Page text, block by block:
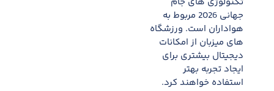
جهانی 2026 مربوط به
هواداران است. ورزشگاه
های میزبان از امکانات
دیجیتال بیشتری برای
ایجاد تجربه بهتر
استفاده خواهند کرد.